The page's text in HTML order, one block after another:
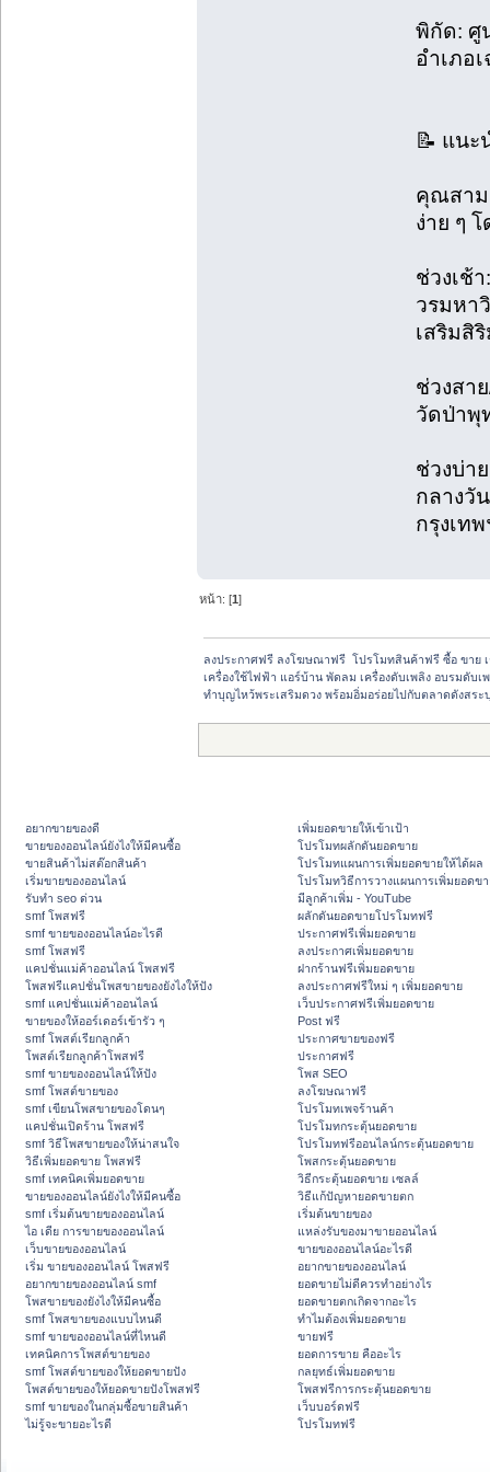
พิกัด: ศู
อำเภอ
📝 แนะ
คุณสาม
ง่าย ๆ โ
ช่วงเช้
วรมหา
เสริมสิ
ช่วงสา
วัดป่าพุ
ช่วงบ่า
กลางวั
กรุงเทพ
หน้า: [1]
ลงประกาศฟรี ลงโฆษณาฟรี  โปรโมทสินค้าฟรี ซื้อ ขาย
เครื่องใช้ไฟฟ้า แอร์บ้าน พัดลม เครื่องดับเพลิง อบรมดับเ
ทำบุญไหว้พระเสริมดวง พร้อมอิ่มอร่อยไปกับตลาดดังสระ
อยากขายของดี
ขายของออนไลน์ยังไงให้มีคนซื้อ
ขายสินค้าไม่สต๊อกสินค้า
เริ่มขายของออนไลน์
รับทำ seo ด่วน
smf โพสฟรี
smf ขายของออนไลน์อะไรดี
smf โพสฟรี
แคปชั่นแม่ค้าออนไลน์ โพสฟรี
โพสฟรีแคปชั่นโพสขายของยังไงให้ปัง
smf แคปชั่นแม่ค้าออนไลน์
ขายของให้ออร์เดอร์เข้ารัว ๆ
smf โพสต์เรียกลูกค้า
โพสต์เรียกลูกค้าโพสฟรี
smf ขายของออนไลน์ให้ปัง
smf โพสต์ขายของ
smf เขียนโพสขายของโดนๆ
แคปชั่นเปิดร้าน โพสฟรี
smf วิธีโพสขายของให้น่าสนใจ
วิธีเพิ่มยอดขาย โพสฟรี
smf เทคนิคเพิ่มยอดขาย
ขายของออนไลน์ยังไงให้มีคนซื้อ
smf เริ่มต้นขายของออนไลน์
ไอ เดีย การขายของออนไลน์
เว็บขายของออนไลน์
เริ่ม ขายของออนไลน์ โพสฟรี
อยากขายของออนไลน์ smf
โพสขายของยังไงให้มีคนซื้อ
smf โพสขายของแบบไหนดี
smf ขายของออนไลน์ที่ไหนดี
เทคนิคการโพสต์ขายของ
smf โพสต์ขายของให้ยอดขายปัง
โพสต์ขายของให้ยอดขายปังโพสฟรี
smf ขายของในกลุ่มซื้อขายสินค้า
ไม่รู้จะขายอะไรดี
เพิ่มยอดขายให้เข้าเป้า
โปรโมทผลักดันยอดขาย
โปรโมทแผนการเพิ่มยอดขายให้ได้ผล
โปรโมทวิธีการวางแผนการเพิ่มยอดข
มีลูกค้าเพิ่ม - YouTube
ผลักดันยอดขายโปรโมทฟรี
ประกาศฟรีเพิ่มยอดขาย
ลงประกาศเพิ่มยอดขาย
ฝากร้านฟรีเพิ่มยอดขาย
ลงประกาศฟรีใหม่ ๆ เพิ่มยอดขาย
เว็บประกาศฟรีเพิ่มยอดขาย
Post ฟรี
ประกาศขายของฟรี
ประกาศฟรี
โพส SEO
ลงโฆษณาฟรี
โปรโมทเพจร้านค้า
โปรโมทกระตุ้นยอดขาย
โปรโมทฟรีออนไลน์กระตุ้นยอดขาย
โพสกระตุ้นยอดขาย
วิธีกระตุ้นยอดขาย เซลล์
วิธีแก้ปัญหายอดขายตก
เริ่มต้นขายของ
แหล่งรับของมาขายออนไลน์
ขายของออนไลน์อะไรดี
อยากขายของออนไลน์
ยอดขายไม่ดีควรทำอย่างไร
ยอดขายตกเกิดจากอะไร
ทำไมต้องเพิ่มยอดขาย
ขายฟรี
ยอดการขาย คืออะไร
กลยุทธ์เพิ่มยอดขาย
โพสฟรีการกระตุ้นยอดขาย
เว็บบอร์ดฟรี
โปรโมทฟรี